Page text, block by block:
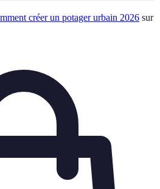
créer un potager urbain 2026 sur